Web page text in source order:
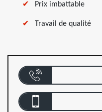
Prix imbattable
Travail de qualité